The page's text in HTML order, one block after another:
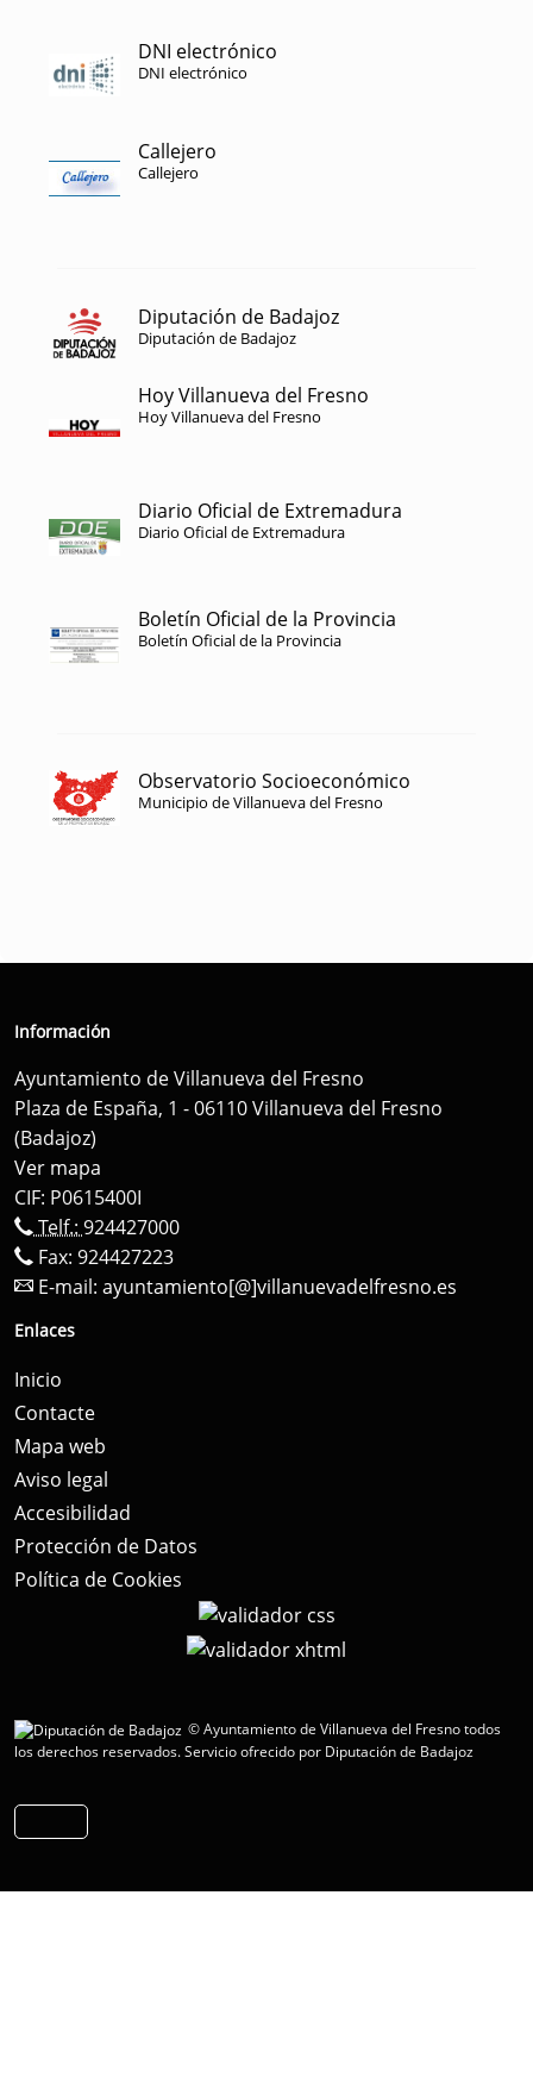
DNI electrónico
DNI electrónico
Callejero
Callejero
Diputación de Badajoz
Diputación de Badajoz
Hoy Villanueva del Fresno
Hoy Villanueva del Fresno
Diario Oficial de Extremadura
Diario Oficial de Extremadura
Boletín Oficial de la Provincia
Boletín Oficial de la Provincia
Observatorio Socioeconómico
Municipio de Villanueva del Fresno
Información
Ayuntamiento de Villanueva del Fresno
Plaza de España, 1 - 06110 Villanueva del Fresno
(Badajoz)
Ver mapa
CIF: P0615400I
Telf.: 924427000
Fax: 924427223
E-mail: ayuntamiento[@]villanuevadelfresno.es
Enlaces
Inicio
Contacte
Mapa web
Aviso legal
Accesibilidad
Protección de Datos
Política de Cookies
© Ayuntamiento de Villanueva del Fresno todos
los derechos reservados.Servicio ofrecido por Diputación de Badajoz